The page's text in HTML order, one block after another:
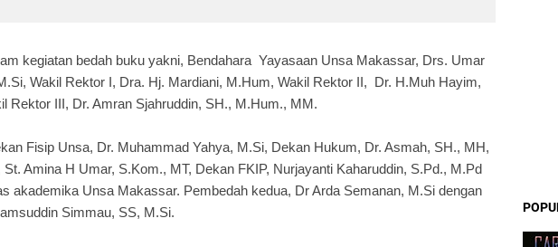
kegiatan bedah buku yakni, Bendahara Yayasaan Unsa Makassar, Drs. Umar
Wakil Rektor I, Dra. Hj. Mardiani, M.Hum, Wakil Rektor II, Dr. H.Muh Hayim,
Rektor III, Dr. Amran Sjahruddin, SH., M.Hum., MM.
Fisip Unsa, Dr. Muhammad Yahya, M.Si, Dekan Hukum, Dr. Asmah, SH., MH,
St. Amina H Umar, S.Kom., MT, Dekan FKIP, Nurjayanti Kaharuddin, S.Pd., M.Pd
akademika Unsa Makassar. Pembedah kedua, Dr Arda Semanan, M.Si dengan
Simmau, SS, M.Si.